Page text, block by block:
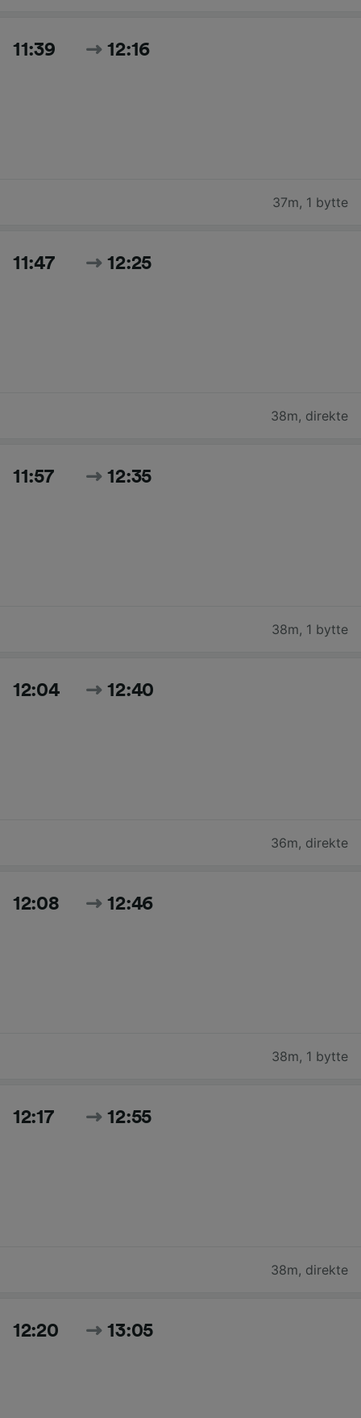
11:39 12:16
37m, 1 bytte
11:47 12:25
38m, direkte
11:57 12:35
38m, 1 bytte
12:04 12:40
36m, direkte
12:08 12:46
38m, 1 bytte
12:17 12:55
38m, direkte
12:20 13:05